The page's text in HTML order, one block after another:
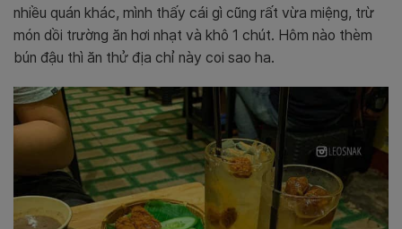
nhiều quán khác, mình thấy cái gì cũng rất vừa miệng, trừ
món dồi trường ăn hơi nhạt và khô 1 chút. Hôm nào thèm
bún đậu thì ăn thử địa chỉ này coi sao ha.